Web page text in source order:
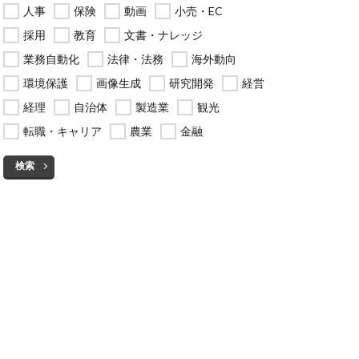
人事
保険 動画
小売・EC
採用
教育
文書・ナレッジ
業務自動化
法律・法務
海外動向
環境保護
画像生成 研究開発
経営
経理
自治体 製造業
観光
転職・キャリア
農業 金融
検索